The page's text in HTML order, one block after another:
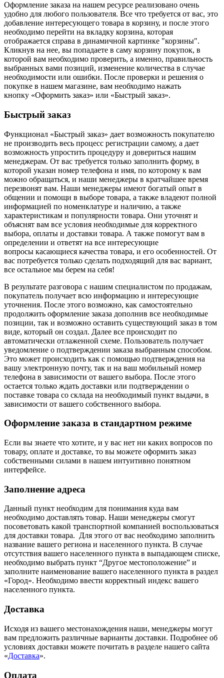
Оформление заказа на нашем ресурсе реализовано очень
удобно для любого пользователя. Все что требуется от вас, это
добавление интересующего товара в корзину, и после этого
необходимо перейти на вкладку корзина, которая
отображается справа в динамичной картинке "корзины".
Кликнув на нее, вы попадаете в саму корзину покупок, в
которой вам необходимо проверить, а именно, правильность
выбранных вами позиций, изменение количества в случае
необходимости или ошибки. После проверки и решения о
покупке в нашем магазине, вам необходимо нажать
кнопку «Оформить заказ» или «Быстрый заказ».
Быстрый заказ
Функционал «Быстрый заказ» дает возможность покупателю
не производить весь процесс регистрации самому, а дает
возможность упростить процедуру и довериться нашим
менеджерам. От вас требуется только заполнить форму, в
которой указан номер телефона и имя, по которому к вам
можно обращаться, и наши менеджеры в кратчайшее время
перезвонят вам. Наши менеджеры имеют богатый опыт в
общении и помощи в выборе товара, а также владеют полной
информацией по номенклатуре и наличию, а также
характеристикам и популярности товара. Они уточнят и
объяснят вам все условия необходимые для корректного
выбора, оплаты и доставки товара. А также помогут вам в
определении и ответят на все интересующие
вопросы касающиеся качества товара, и его особенностей. От
вас потребуется только сделать подходящий для вас вариант,
все остальное мы берем на себя!
В результате разговора с нашим специалистом по продажам,
покупатель получает всю информацию и интересующие
уточнения. После этого возможно, как самостоятельно
продолжить оформление заказа дополнив все необходимые
позиции, так и возможно оставить существующий заказ в том
виде, который он создал. Далее все происходит по
автоматически отлаженной схеме. Пользователь получает
уведомление о подтверждении заказа выбранным способом.
Это может происходить как с помощью подтверждения на
вашу электронную почту, так и на ваш мобильный номер
телефона в зависимости от вашего выбора. После этого
остается только ждать доставки или подтверждении о
поставке товара со склада на необходимый пункт выдачи, в
зависимости от вашего собственного выбора.
Оформление заказа в стандартном режиме
Если вы знаете что хотите, и у вас нет ни каких вопросов по
товару, оплате и доставке, то вы можете оформить заказ
собственными силами в нашем интуитивно понятном
интерфейсе.
Заполнение адреса
Данный пункт необходим для понимания куда вам
необходимо доставлять товар. Наши менеджеры смогут
посоветовать какой транспортной компанией воспользоваться
для доставки товара. Для этого от вас необходимо заполнить
название вашего региона и населенного пункта. В случае
отсутствия вашего населенного пункта в выпадающем списке,
необходимо выбрать пункт “Другое местоположение” и
заполните наименование вашего населенного пункта в раздел
«Город». Необходимо ввести корректный индекс вашего
населенного пункта.
Доставка
Исходя из вашего местонахождения наши, менеджеры могут
вам предложить различные варианты доставки. Подробнее об
условиях доставки можете почитать в разделе нашего сайта
«Доставка».
Оплата